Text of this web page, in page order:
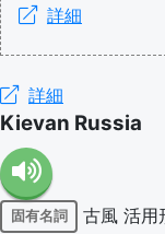
詳細
詳細
Kievan Russia
固有名詞 古風 活用